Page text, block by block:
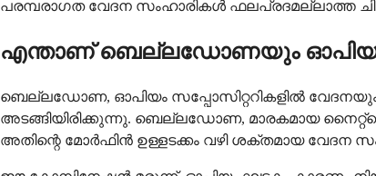
പരമ്പരാഗത വേദന സംഹാരികൾ ഫലപ്രദമല്ലാത്ത
എന്താണ് ബെല്ലഡോണയും
ബെല്ലഡോണ, ഓപിയം സപ്പോസിറ്ററികളിൽ
അടങ്ങിയിരിക്കുന്നു. ബെല്ലഡോണ, മാരകമായ
അതിന്റെ മോർഫിൻ ഉള്ളടക്കം വഴി ശക്തമായ വേദന